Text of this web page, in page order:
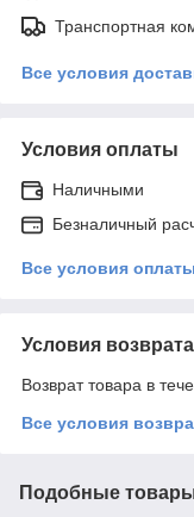
Транспортная
Все условия
Условия оплаты
Наличными
Безналичный
Все условия оплаты
Условия возврата
Возврат товара в
Все условия
Подобные